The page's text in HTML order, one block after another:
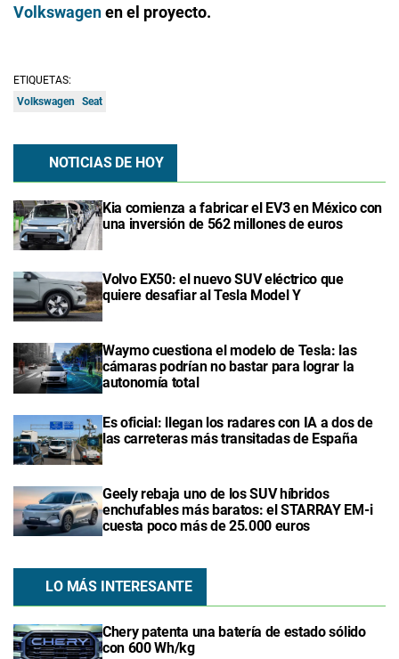
Volkswagenen el proyecto.
ETIQUETAS:
Volkswagen
Seat
NOTICIAS DE HOY
Kia comienza a fabricar el EV3 en México con
una inversión de 562 millones de euros
Volvo EX50: el nuevo SUV eléctrico que
quiere desafiar al Tesla Model Y
Waymo cuestiona el modelo de Tesla: las
cámaras podrían no bastar para lograr la
autonomía total
Es oficial: llegan los radares con IA a dos de
las carreteras más transitadas de España
Geely rebaja uno de los SUV híbridos
enchufables más baratos: el STARRAY EM-i
cuesta poco más de 25.000 euros
LO MÁS INTERESANTE
Chery patenta una batería de estado sólido
con 600 Wh/kg